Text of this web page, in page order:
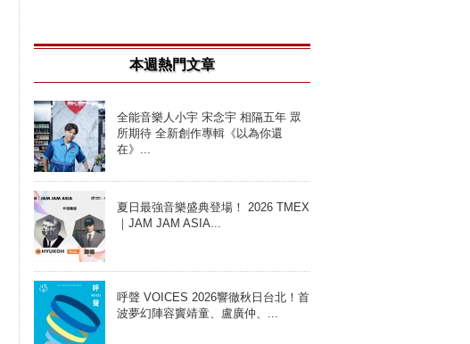
本週熱門文章
全能音樂人小宇 宋念宇 相隔五年 眾
所期待 全新創作專輯《以為你還
在》...
夏日最強音樂盛典登場！ 2026 TMEX
｜JAM JAM ASIA...
呼聲 VOICES 2026響徹秋日台北！首
波夢幻陣容竇靖童、盧廣仲、...